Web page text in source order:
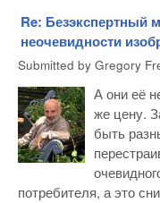
Re: Безэкспертный
неочевидности
Submitted by Gregory
А они её
же цену.
быть
потребителя, а это